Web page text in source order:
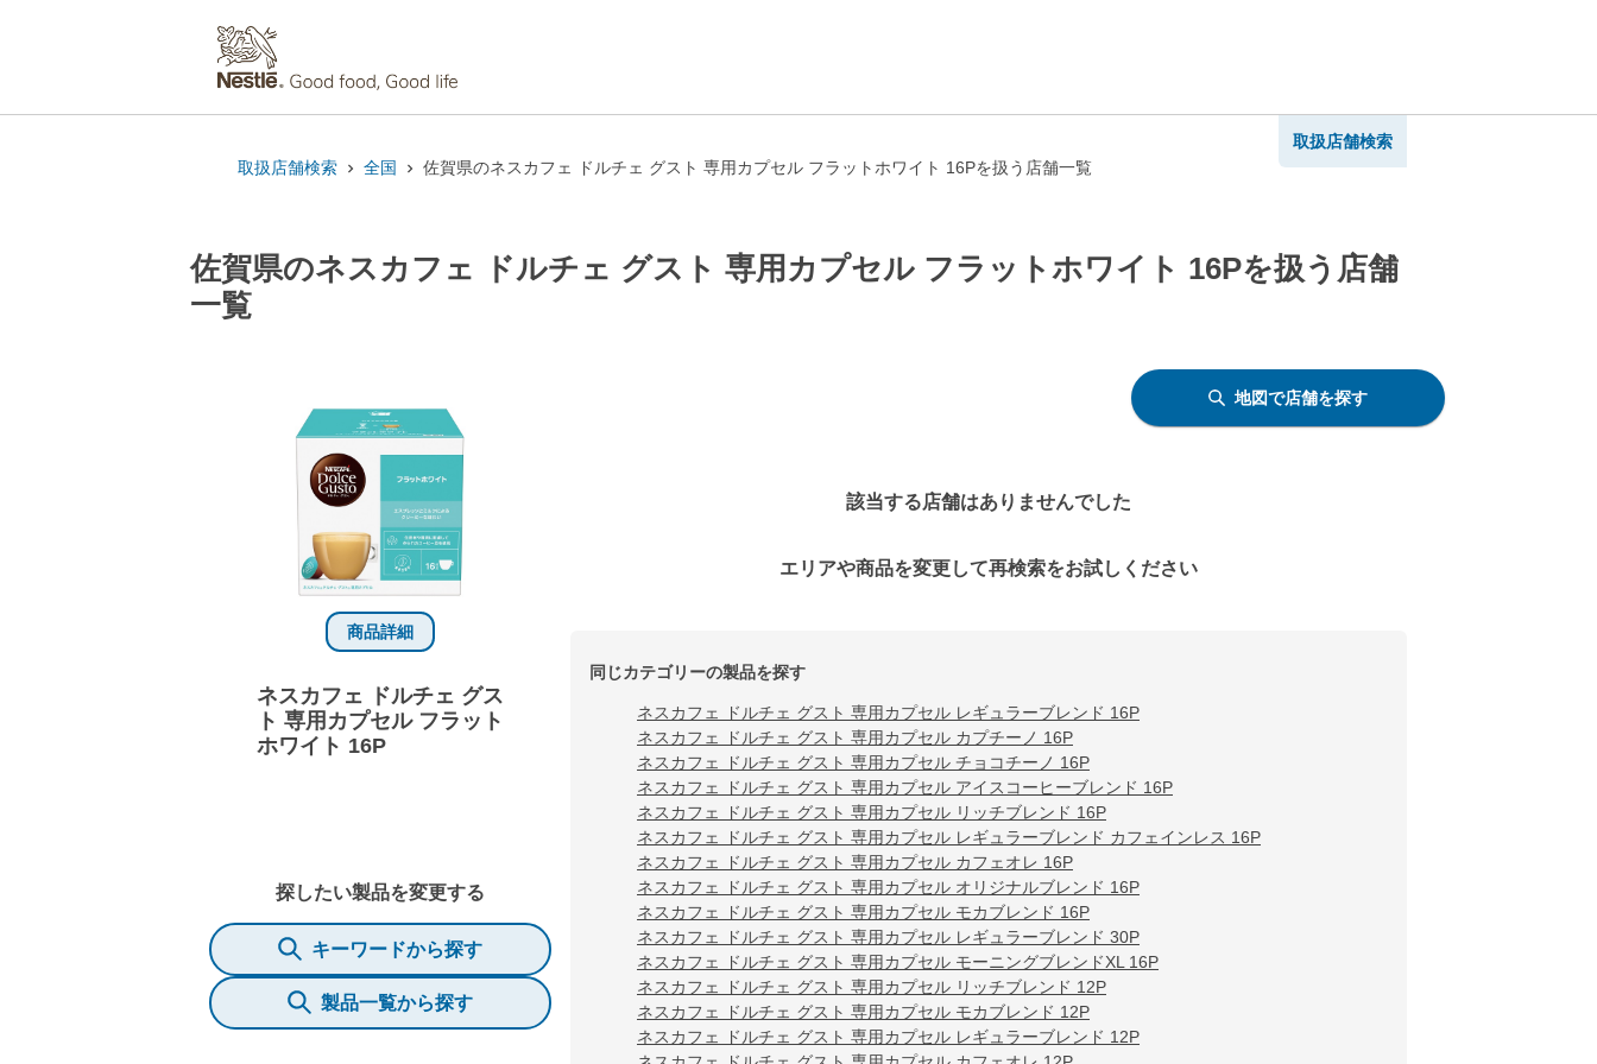
取扱店舗検索 全国 佐賀県のネスカフェ ドルチェ グスト 専用カプセル フラットホワイト 16Pを扱う店舗一覧
取扱店舗検索
佐賀県のネスカフェ ドルチェ グスト 専用カプセル フラットホワイト 16Pを扱う店舗
一覧
商品詳細
ネスカフェ ドルチェ グス
ト 専用カプセル フラット
ホワイト 16P
探したい製品を変更する
キーワードから探す
製品一覧から探す
地図で店舗を探す
該当する店舗はありませんでした
エリアや商品を変更して再検索をお試しください
同じカテゴリーの製品を探す
ネスカフェ ドルチェ グスト 専用カプセル レギュラーブレンド 16P
ネスカフェ ドルチェ グスト 専用カプセル カプチーノ 16P
ネスカフェ ドルチェ グスト 専用カプセル チョコチーノ 16P
ネスカフェ ドルチェ グスト 専用カプセル アイスコーヒーブレンド 16P
ネスカフェ ドルチェ グスト 専用カプセル リッチブレンド 16P
ネスカフェ ドルチェ グスト 専用カプセル レギュラーブレンド カフェインレス 16P
ネスカフェ ドルチェ グスト 専用カプセル カフェオレ 16P
ネスカフェ ドルチェ グスト 専用カプセル オリジナルブレンド 16P
ネスカフェ ドルチェ グスト 専用カプセル モカブレンド 16P
ネスカフェ ドルチェ グスト 専用カプセル レギュラーブレンド 30P
ネスカフェ ドルチェ グスト 専用カプセル モーニングブレンドXL 16P
ネスカフェ ドルチェ グスト 専用カプセル リッチブレンド 12P
ネスカフェ ドルチェ グスト 専用カプセル モカブレンド 12P
ネスカフェ ドルチェ グスト 専用カプセル レギュラーブレンド 12P